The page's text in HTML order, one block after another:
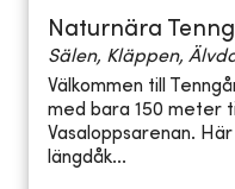
Naturnära
Sälen, Kläppen,
Välkommen till
med bara 150 meter
Vasaloppsarenan.
längdåk...